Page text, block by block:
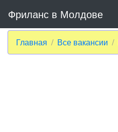
Фриланс в Молдове
Главная Все вакансии